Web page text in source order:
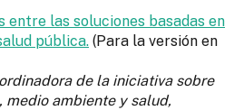
entre las soluciones basadas en
pública. (Para la versión en
de la iniciativa sobre
medio ambiente y salud,